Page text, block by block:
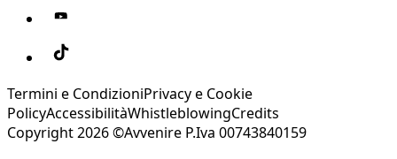
Termini e CondizioniPrivacy e Cookie
PolicyAccessibilitàWhistleblowingCredits
Copyright 2026 ©Avvenire P.Iva 00743840159